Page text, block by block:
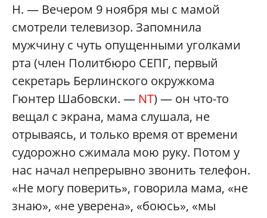
Н. — Вечером 9 ноября мы с мамой
смотрели телевизор. Запомнила
мужчину с чуть опущенными уголками
рта (член Политбюро СЕПГ, первый
секретарь Берлинского окружкома
Гюнтер Шабовски. — NT) — он что-то
вещал с экрана, мама слушала, не
отрываясь, и только время от времени
судорожно сжимала мою руку. Потом у
нас начал непрерывно звонить телефон.
«Не могу поверить», говорила мама, «не
знаю», «не уверена», «боюсь», «мы